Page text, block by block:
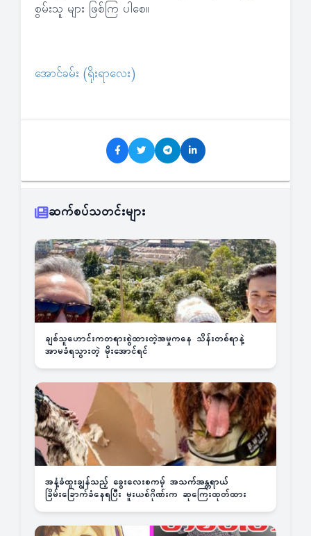
စွမ်းသူ များ ဖြစ်ကြ ပါစေ။
အောင်ခမ်း (ရိုးရာလေး)
ဆက်စပ်သတင်းများ
ချစ်သူဟောင်းကတရားစွဲထားတဲ့အမှုကနေ သိန်းတစ်ရာနဲ့
အာမခံရသွားတဲ့ မိုးအောင်ရင်
အနံ့ခံထူးချွန်သည့် ခွေးလေးစကမ့် အသက်အန္တရာယ်
ခြိမ်းခြောက်ခံနေရပြီး မူးယစ်ဂိုဏ်းက ဆုကြေးထုတ်ထား